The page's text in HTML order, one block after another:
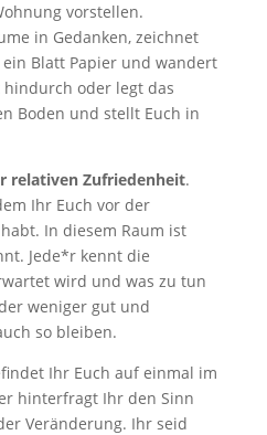
vorstellen.
in Gedanken, zeichnet
Blatt Papier und wandert
oder legt das
Boden und stellt Euch in
relativen Zufriedenheit.
Ihr Euch vor der
In diesem Raum ist
Jede*r kennt die
wird und was zu tun
weniger gut und
so bleiben.
Ihr Euch auf einmal im
hinterfragt Ihr den Sinn
Veränderung. Ihr seid